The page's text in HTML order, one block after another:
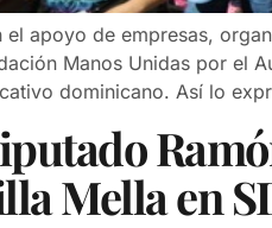
el apoyo de empresas,
Manos Unidas por el
dominicano. Así lo
Mella en